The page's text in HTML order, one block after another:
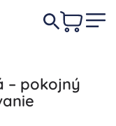
– pokojný